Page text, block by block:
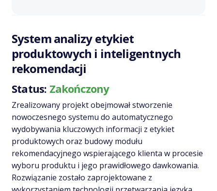
System analizy etykiet
produktowych i inteligentnych
rekomendacji
Status: Zakończony
Zrealizowany projekt obejmował stworzenie
nowoczesnego systemu do automatycznego
wydobywania kluczowych informacji z etykiet
produktowych oraz budowy modułu
rekomendacyjnego wspierającego klienta w procesie
wyboru produktu i jego prawidłowego dawkowania.
Rozwiązanie zostało zaprojektowane z